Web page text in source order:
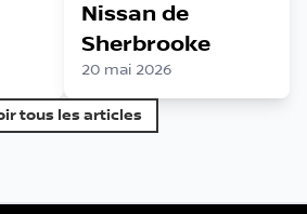
Nissan de
Sherbrooke
20 mai 2026
tous les articles